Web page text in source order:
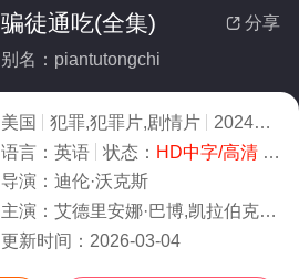
 分享
骗徒通吃(全集)
别名：piantutongchi
美国 犯罪,犯罪片,剧情片 2024
语言： 英语 状态： HD中字/高清- 免费在线观看
导演： 迪伦·沃克斯
主演： 艾德里安娜·巴博,凯拉伯克,卡罗尔·戴维斯
更新时间： 2026-03-04